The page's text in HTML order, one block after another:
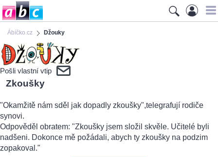
Ábíčko.cz Džouky
Pošli vlastní vtip
Zkoušky
"Okamžitě nám sděl jak dopadly zkoušky",telegrafují rodiče
synovi.
Odpověděl obratem: "Zkoušky jsem složil skvěle. Učitelé byli
nadšeni. Dokonce mě požádali, abych ty zkoušky na podzim
zopakoval."